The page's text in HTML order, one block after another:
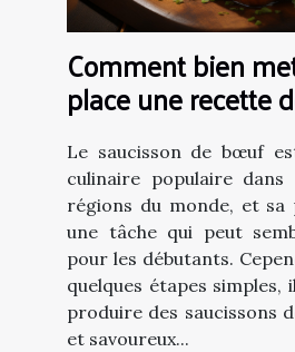
Comment bien
place une recette
saucissons de
Le saucisson de bœuf
culinaire populaire dans
régions du monde, et
une tâche qui peut
pour les débutants.
quelques étapes simples,
produire des saucissons
et savoureux...